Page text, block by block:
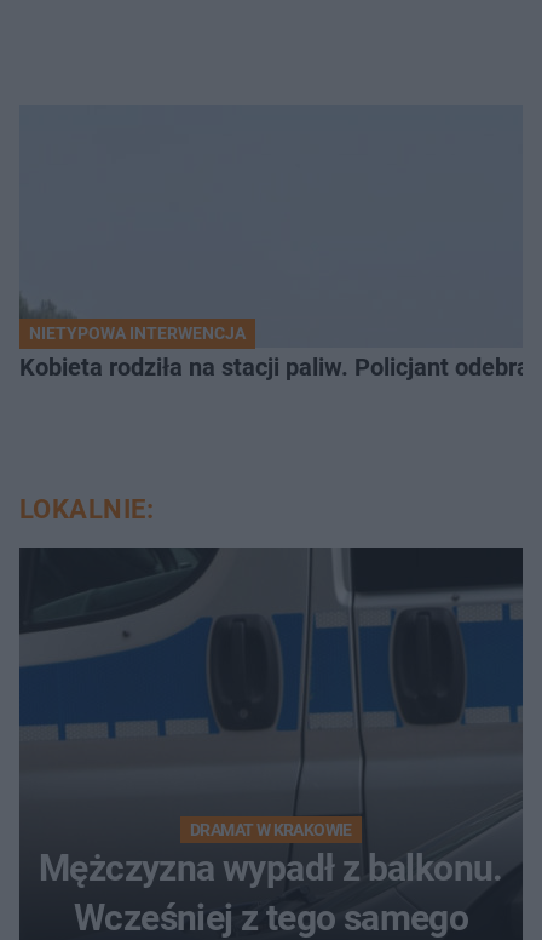
NIETYPOWA INTERWENCJA
Kobieta rodziła na stacji paliw. Policjant
LOKALNIE:
DRAMAT W KRAKOWIE
Mężczyzna wypadł z balkonu.
Wcześniej z tego samego